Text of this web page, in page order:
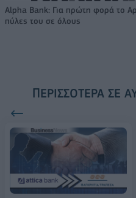
Alpha Bank: Για πρώτη φορά το
πύλες του σε όλους
ΠΕΡΙΣΣΌΤΕΡΑ ΣΕ